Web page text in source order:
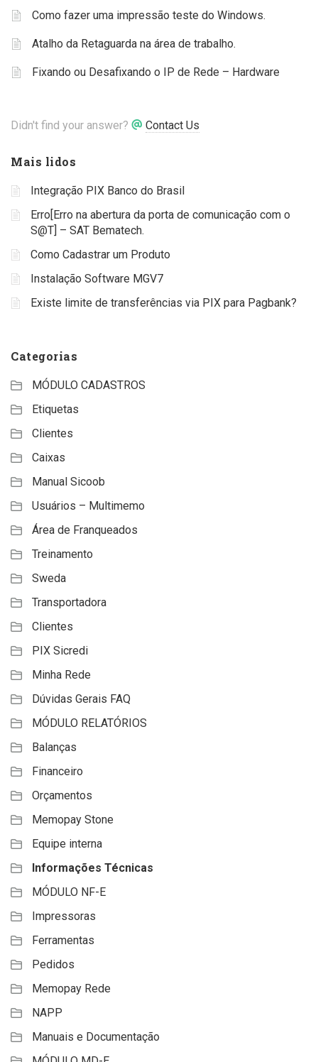
Como fazer uma impressão teste do Windows.
Atalho da Retaguarda na área de trabalho.
Fixando ou Desafixando o IP de Rede – Hardware
Didn't find your answer? Contact Us
Mais lidos
Integração PIX Banco do Brasil
Erro[Erro na abertura da porta de comunicação com o
S@T] – SAT Bematech.
Como Cadastrar um Produto
Instalação Software MGV7
Existe limite de transferências via PIX para Pagbank?
Categorias
MÓDULO CADASTROS
Etiquetas
Clientes
Caixas
Manual Sicoob
Usuários – Multimemo
Área de Franqueados
Treinamento
Sweda
Transportadora
Clientes
PIX Sicredi
Minha Rede
Dúvidas Gerais FAQ
MÓDULO RELATÓRIOS
Balanças
Financeiro
Orçamentos
Memopay Stone
Equipe interna
Informações Técnicas
MÓDULO NF-E
Impressoras
Ferramentas
Pedidos
Memopay Rede
NAPP
Manuais e Documentação